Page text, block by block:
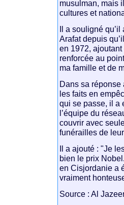
musulman, mais
cultures et
Il a souligné
Arafat depuis
en 1972,
renforcée au
ma famille et de
Dans sa réponse
les faits en
qui se passe, il a
l’équipe du
couvrir avec
funérailles de
Il a ajouté : "Je
bien le prix
en Cisjordanie a
vraiment
Source : Al